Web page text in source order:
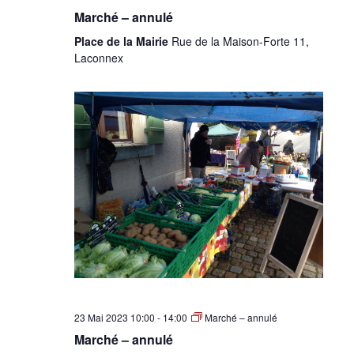
Marché – annulé
Place de la Mairie Rue de la Maison-Forte 11,
Laconnex
23 Mai 2023 10:00 - 14:00 Marché – annulé
Marché – annulé